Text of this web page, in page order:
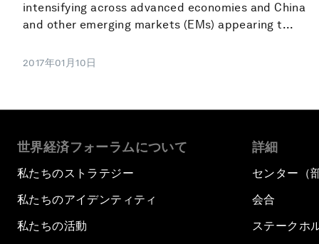
intensifying across advanced economies and China
and other emerging markets (EMs) appearing t...
2017年01月10日
世界経済フォーラムについて
私たちのストラテジー
私たちのアイデンティティ
私たちの活動
詳細
センター（
会合
ステークホ